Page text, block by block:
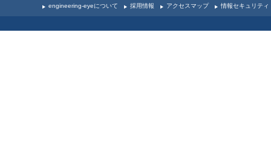
engineering-eyeについて 採用情報 アクセスマップ 情報セキュリテ